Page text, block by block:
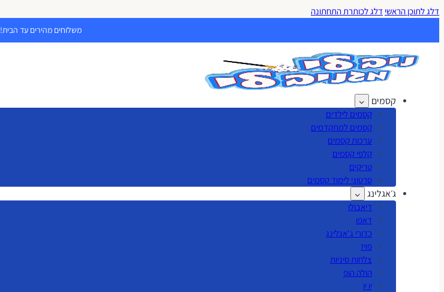
דלג לתוכן הראשי דלג לכותרת התחתונה
משלוחים מהירים עד הבית!
קסמים
קסמים לילדים
קסמים למתקדמים
ערכות קסמים
קלפי קסמים
טריקים
סרטוני לימוד קסמים
ג׳אגלינג
דיאבולו
דאפו
כדורי ג'אגלינג
פויז
צלחות סיניות
הולה הופ
יו יו